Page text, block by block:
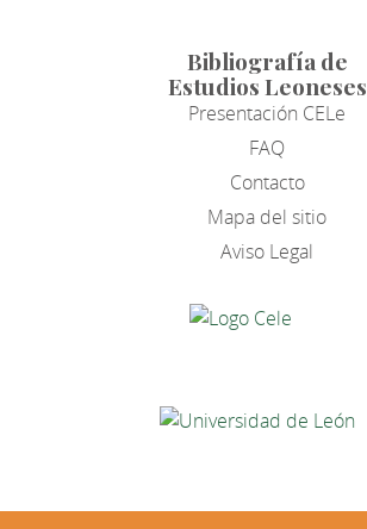
Bibliografía de
Estudios Leoneses
Presentación CELe
FAQ
Contacto
Mapa del sitio
Aviso Legal